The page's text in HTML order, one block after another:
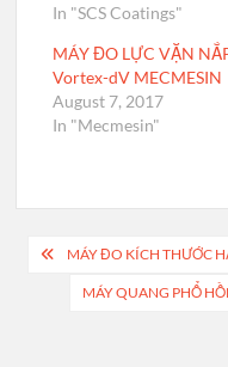
In "SCS Coatings"
MÁY ĐO LỰC VẶN
Vortex-dV MECMESIN
August 7, 2017
In "Mecmesin"
Post
navigation
MÁY ĐO KÍCH THƯỚC
MÁY QUANG PHỔ